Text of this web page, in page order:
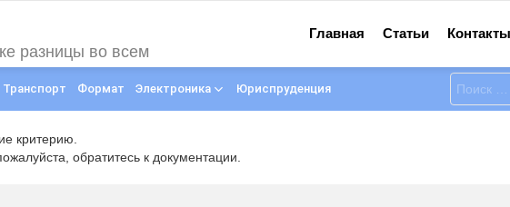
разницы во всем
Главная Статьи Контакты
Транспорт Формат Электроника Юриспруденция
Искать:
критерию.
обратитесь к документации.